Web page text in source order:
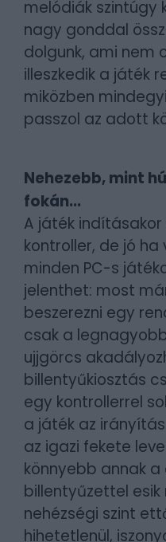
melódiák szintúgy
nagy gonddal
dolgunk, ami nem
illeszkedik a játék
miközben
passzol az adott
Nehezebb, mint
fokán...
A játék indításakor
kontroller, de jó
minden PC-s
jelenthet: most
beszerezni egy
csak a
ujjgörcs
billentyűkiosztás
egy kontrollerrel
a játék az
az igazi fekete
könnyebb annak a
billentyűzettel esik
nehézségi szint
hihetetlenül,